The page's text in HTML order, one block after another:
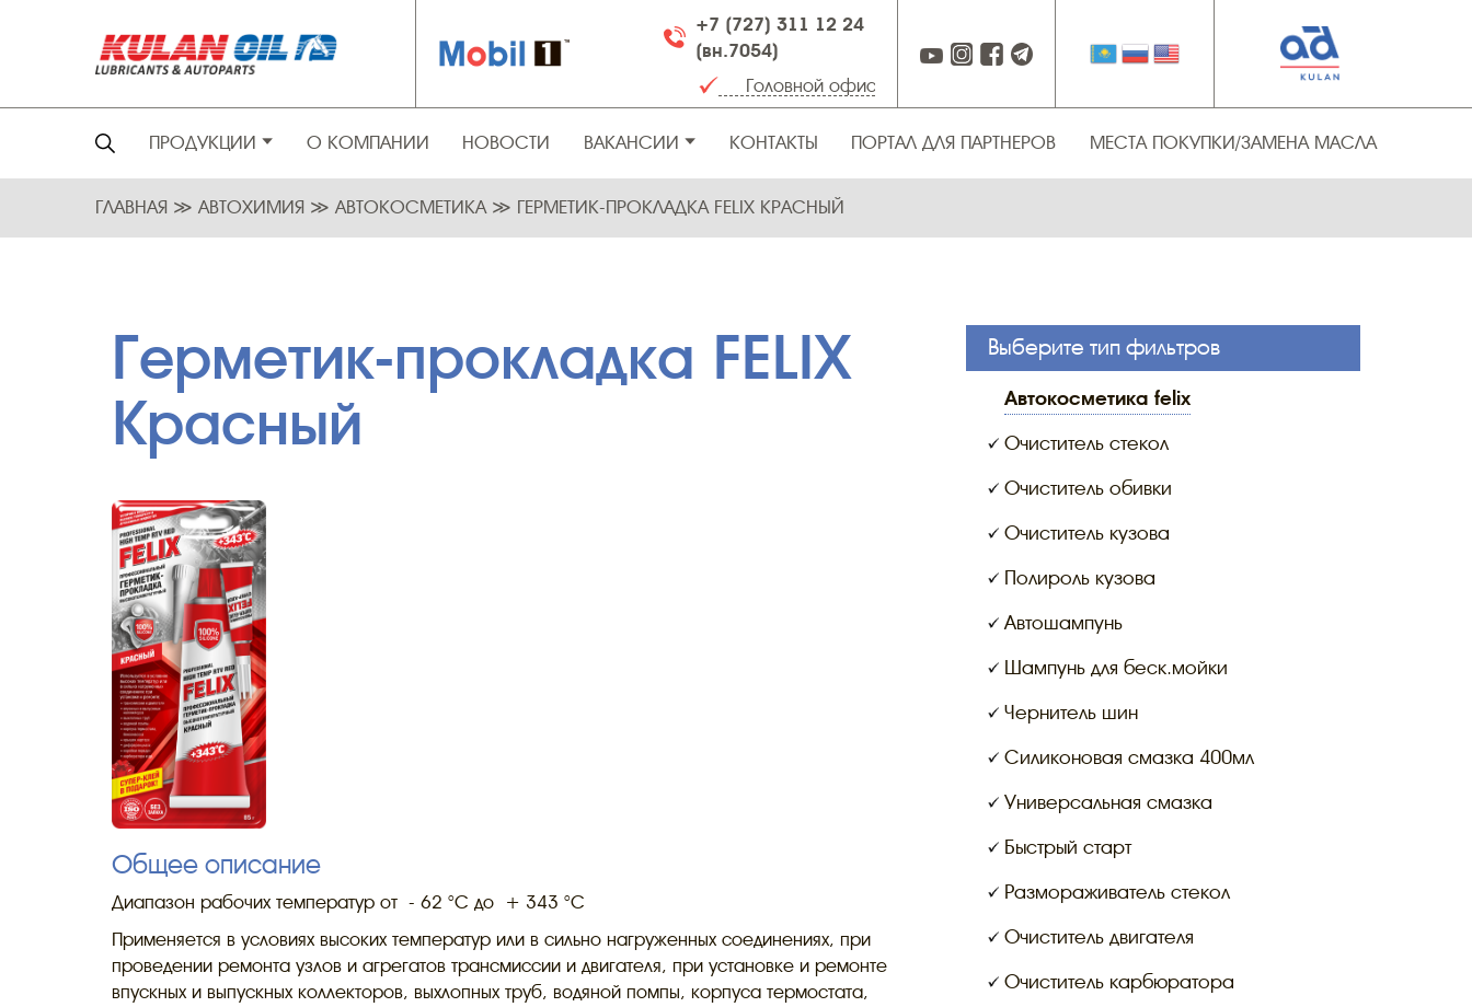
+7 (727) 311 12 24
(вн.7054)
ПРОДУКЦИИ О КОМПАНИИ НОВОСТИ ВАКАНСИИ КОНТАКТЫ ПОРТАЛ ДЛЯ ПАРТНЕРОВ МЕСТА ПОКУПКИ/ЗАМЕНА МАСЛА
ГЛАВНАЯ ≫ АВТОХИМИЯ ≫ АВТОКОСМЕТИКА ≫ ГЕРМЕТИК-ПРОКЛАДКА FELIX КРАСНЫЙ
Герметик-прокладка FELIX
Красный
Общее описание
Диапазон рабочих температур от - 62 °C до + 343 °C
Применяется в условиях высоких температур или в сильно нагруженных соединениях, при
проведении ремонта узлов и агрегатов трансмиссии и двигателя, при установке и ремонте
впускных и выпускных коллекторов, выхлопных труб, водяной помпы, корпуса термостата,
Выберите тип фильтров
автокосметика felix
Очиститель стекол
Очиститель обивки
Очиститель кузова
Полироль кузова
Автошампунь
Шампунь для беск.мойки
Чернитель шин
Силиконовая смазка 400мл
Универсальная смазка
Быстрый старт
Размораживатель стекол
Очиститель двигателя
Очиститель карбюратора